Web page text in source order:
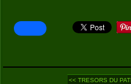
<< TRESORS DU